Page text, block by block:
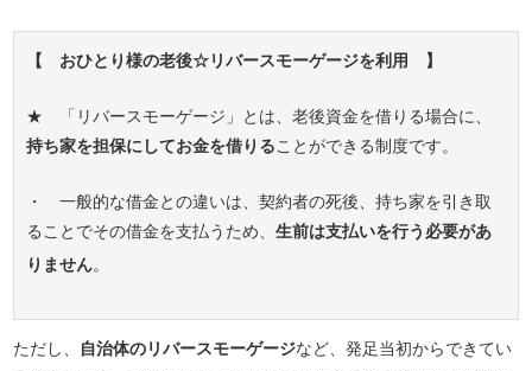
【 おひとり様の老後☆リバースモーゲージを利用 】
★ 「リバースモーゲージ」とは、老後資金を借りる場合に、
持ち家を担保にしてお金を借りることができる制度です。
・ 一般的な借金との違いは、契約者の死後、持ち家を引き取
ることでその借金を支払うため、生前は支払いを行う必要があ
りません。
ただし、 自治体のリバースモーゲージなど、発足当初からできてい